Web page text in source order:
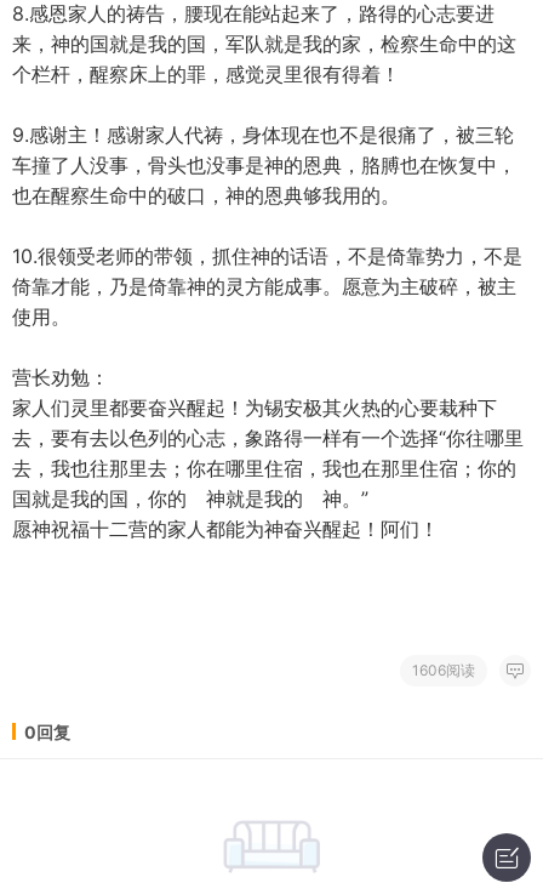
8.感恩家人的祷告，腰现在能站起来了，路得的心志要进
来，神的国就是我的国，军队就是我的家，检察生命中的这
个栏杆，醒察床上的罪，感觉灵里很有得着！
9.感谢主！感谢家人代祷，身体现在也不是很痛了，被三轮
车撞了人没事，骨头也没事是神的恩典，胳膊也在恢复中，
也在醒察生命中的破口，神的恩典够我用的。
10.很领受老师的带领，抓住神的话语，不是倚靠势力，不是
倚靠才能，乃是倚靠神的灵方能成事。愿意为主破碎，被主
使用。
营长劝勉：
家人们灵里都要奋兴醒起！为锡安极其火热的心要栽种下
去，要有去以色列的心志，象路得一样有一个选择“你往哪里
去，我也往那里去；你在哪里住宿，我也在那里住宿；你的
国就是我的国，你的 神就是我的 神。”
愿神祝福十二营的家人都能为神奋兴醒起！阿们！
1606阅读
0回复